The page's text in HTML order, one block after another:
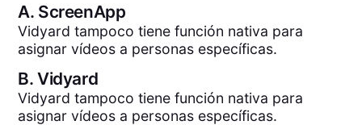
A. ScreenApp
Vidyard tampoco tiene función nativa para
asignar vídeos a personas específicas.
B.Vidyard
Vidyard tampoco tiene función nativa para
asignar vídeos a personas específicas.